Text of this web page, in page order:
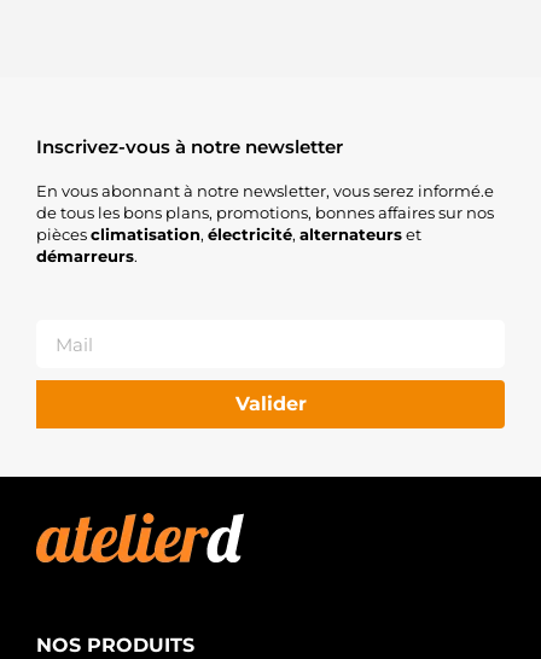
Inscrivez-vous à notre newsletter
En vous abonnant à notre newsletter, vous serez informé.e
de tous les bons plans, promotions, bonnes affaires sur nos
piècesclimatisation, électricité, alternateurset
démarreurs.
Valider
NOS PRODUITS